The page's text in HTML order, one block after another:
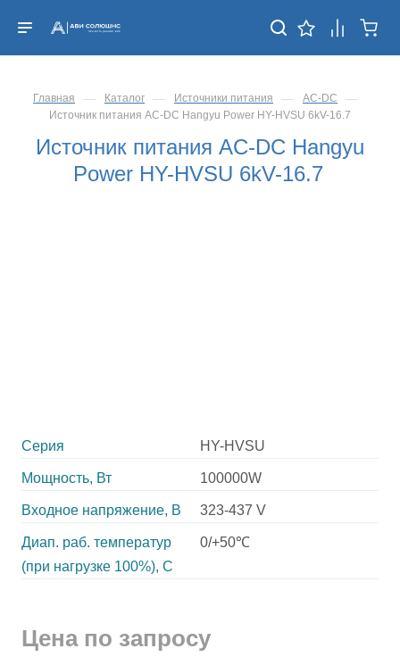
Главная — Каталог — Источники питания — AC-DC —
Источник питания AC-DC Hangyu Power HY-HVSU 6kV-16.7
Источник питания AC-DC Hangyu
Power HY-HVSU 6kV-16.7
Серия HY-HVSU
Мощность, Вт 100000W
Входное напряжение, В 323-437 V
Диап. раб. температур
(при нагрузке 100%), C
0/+50℃
Цена по запросу